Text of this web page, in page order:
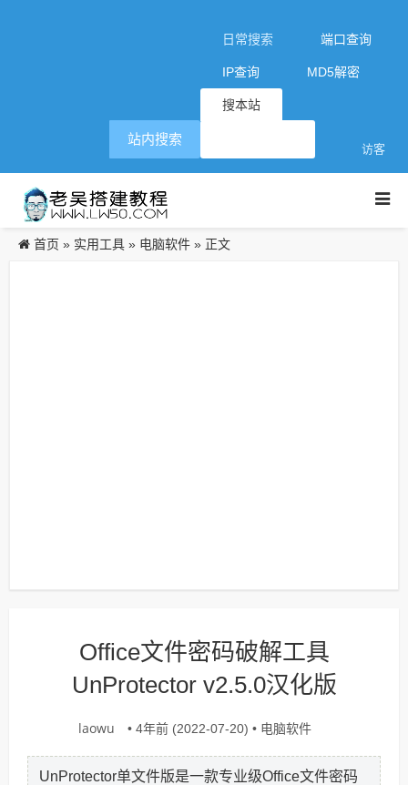
日常搜索 端口查询
IP查询 MD5解密
搜本站
访客
站内搜索
首页 » 实用工具 » 电脑软件 » 正文
Office文件密码破解工具
UnProtector v2.5.0汉化版
laowu • 4年前 (2022-07-20) • 电脑软件
UnProtector单文件版是一款专业级Office文件密码